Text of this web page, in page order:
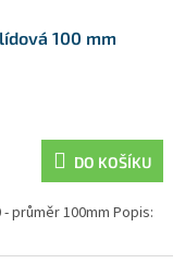
100 mm
DO KOŠÍKU
průměr 100mm Popis: